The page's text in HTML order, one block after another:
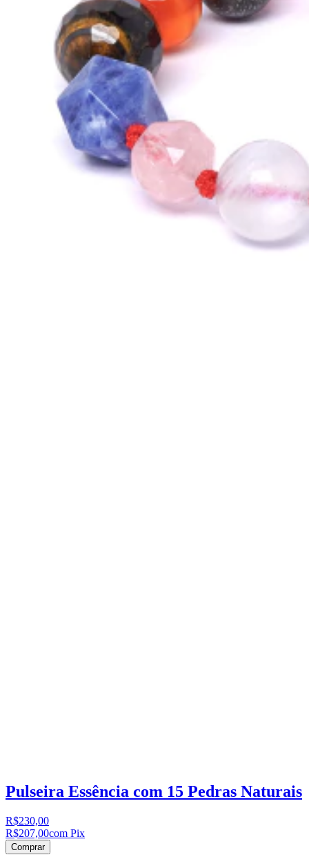
Pulseira Essência com 15 Pedras Naturais
R$230,00
R$207,00com Pix
Comprar